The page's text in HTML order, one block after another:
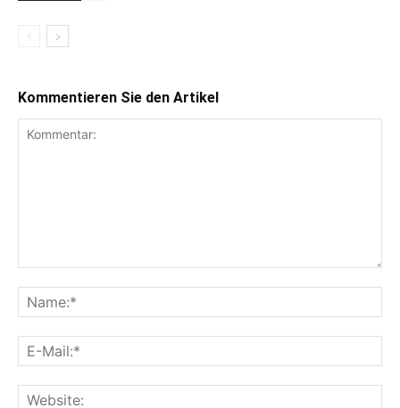
Kommentieren Sie den Artikel